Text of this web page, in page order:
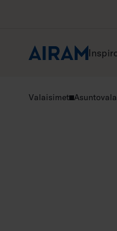
Valaisimet